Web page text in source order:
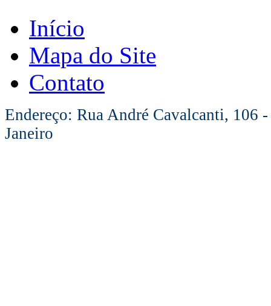
Início
Mapa do Site
Contato
Endereço: Rua André Cavalcanti, 106
Janeiro